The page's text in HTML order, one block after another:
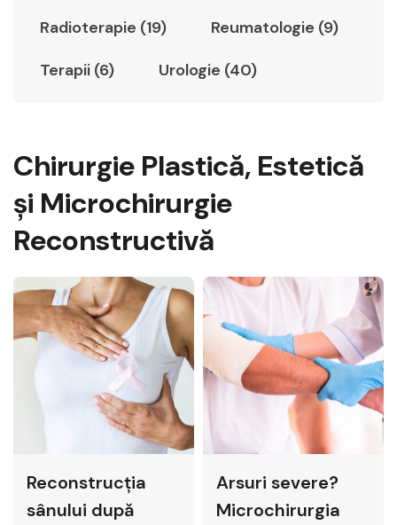
Radioterapie (19)
Reumatologie (9)
Terapii (6)
Urologie (40)
Chirurgie Plastică, Estetică
şi Microchirurgie
Reconstructivă
Reconstrucția
sânului după
Arsuri severe?
Microchirurgia